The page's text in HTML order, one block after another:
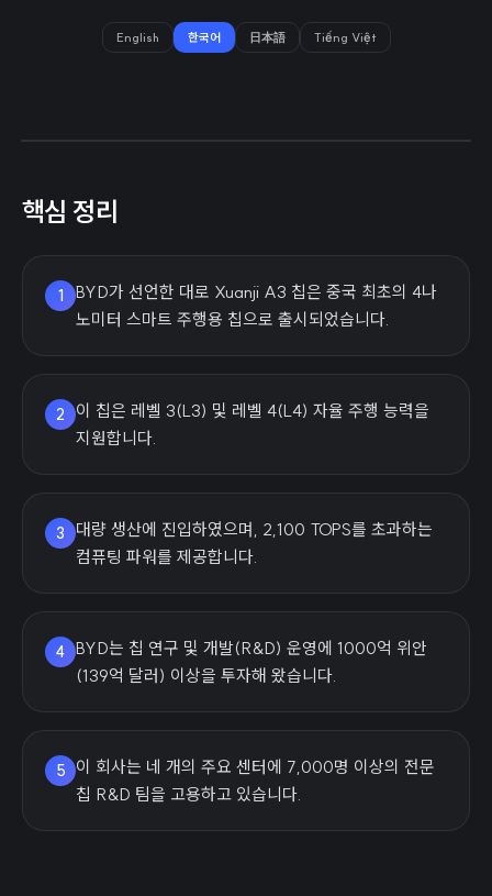
English 한국어 日本語 Tiếng Việt
핵심 정리
1
BYD가 선언한 대로 Xuanji A3 칩은 중국 최초의 4나
노미터 스마트 주행용 칩으로 출시되었습니다.
2
이 칩은 레벨 3(L3) 및 레벨 4(L4) 자율 주행 능력을
지원합니다.
3
대량 생산에 진입하였으며, 2,100 TOPS를 초과하는
컴퓨팅 파워를 제공합니다.
4 BYD는 칩 연구 및 개발(R&D) 운영에 1000억 위안
(139억 달러) 이상을 투자해 왔습니다.
5
이 회사는 네 개의 주요 센터에 7,000명 이상의 전문
칩 R&D 팀을 고용하고 있습니다.